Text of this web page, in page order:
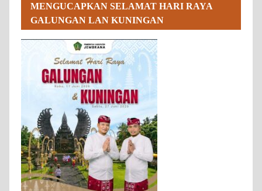
MENGUCAPKAN SELAMAT HARI RAYA
GALUNGAN LAN KUNINGAN